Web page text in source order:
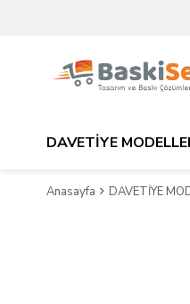
DAVETİYE
Anasayfa DAVETİYE